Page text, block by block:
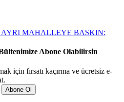
AYRI MAHALLEYE BASKIN:
Abone Olabilirsin
için fırsatı kaçırma ve ücretsiz e-
Abone Ol